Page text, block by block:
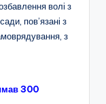
волі з
пов’язані з
з
300